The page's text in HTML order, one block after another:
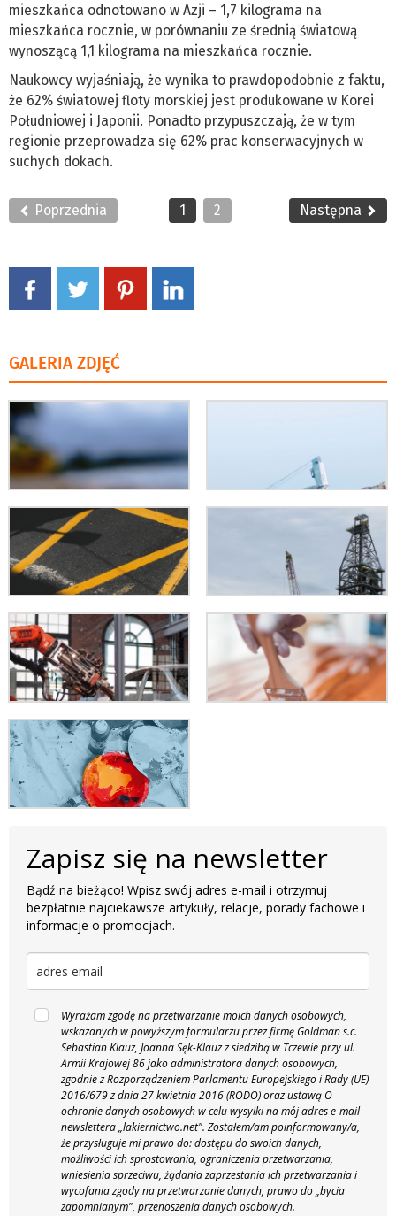
mieszkańca odnotowano w Azji – 1,7 kilograma na
mieszkańca rocznie, w porównaniu ze średnią światową
wynoszącą 1,1 kilograma na mieszkańca rocznie.
Naukowcy wyjaśniają, że wynika to prawdopodobnie z faktu,
że 62% światowej floty morskiej jest produkowane w Korei
Południowej i Japonii. Ponadto przypuszczają, że w tym
regionie przeprowadza się 62% prac konserwacyjnych w
suchych dokach.
Poprzednia 1 2 Następna
GALERIA ZDJĘĆ
Zapisz się na newsletter
Bądź na bieżąco! Wpisz swój adres e-mail i otrzymuj
bezpłatnie najciekawsze artykuły, relacje, porady fachowe i
informacje o promocjach.
Wyrażam zgodę na przetwarzanie moich danych osobowych,
wskazanych w powyższym formularzu przez firmę Goldman s.c.
Sebastian Klauz, Joanna Sęk-Klauz z siedzibą w Tczewie przy ul.
Armii Krajowej 86 jako administratora danych osobowych,
zgodnie z Rozporządzeniem Parlamentu Europejskiego i Rady (UE)
2016/679 z dnia 27 kwietnia 2016 (RODO) oraz ustawą O
ochronie danych osobowych w celu wysyłki na mój adres e-mail
newslettera „lakiernictwo.net". Zostałem/am poinformowany/a,
że przysługuje mi prawo do: dostępu do swoich danych,
możliwości ich sprostowania, ograniczenia przetwarzania,
wniesienia sprzeciwu, żądania zaprzestania ich przetwarzania i
wycofania zgody na przetwarzanie danych, prawo do „bycia
zapomnianym", przenoszenia danych osobowych.